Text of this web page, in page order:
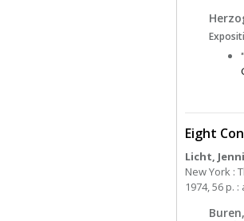
Eight
Licht,
New York :
1974, 56 p.